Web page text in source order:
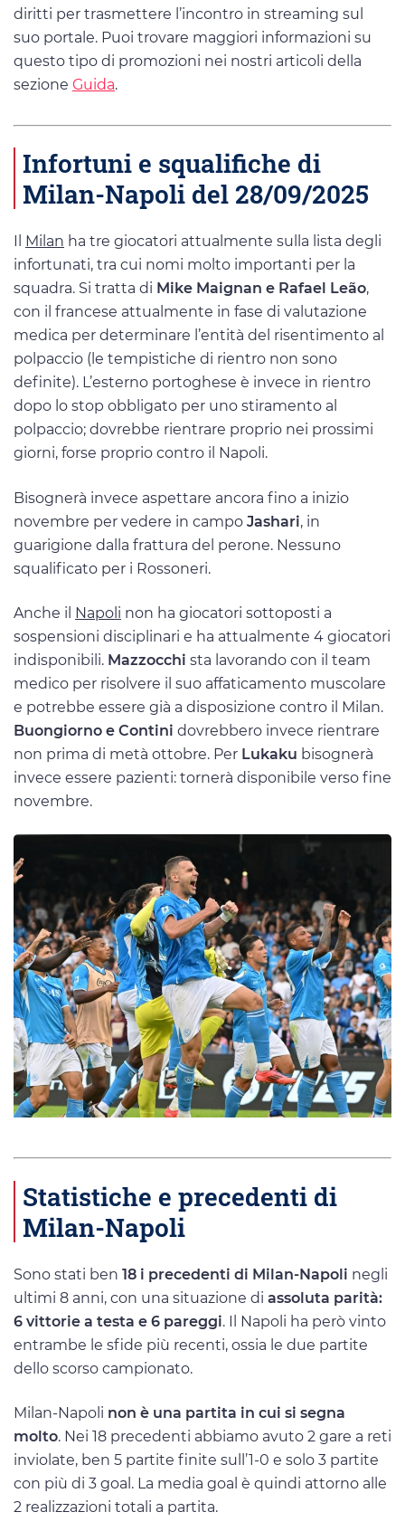
diritti per trasmettere l’incontro in streaming sul
suo portale. Puoi trovare maggiori informazioni su
questo tipo di promozioni nei nostri articoli della
sezione Guida.
Infortuni e squalifiche di
Milan-Napoli del 28/09/2025
Milan ha tre giocatori attualmente sulla lista degli
infortunati, tra cui nomi molto importanti per la
squadra. Si tratta di Mike Maignan e Rafael Leão,
con il francese attualmente in fase di valutazione
medica per determinare l’entità del risentimento al
polpaccio (le tempistiche di rientro non sono
definite). L’esterno portoghese è invece in rientro
dopo lo stop obbligato per uno stiramento al
polpaccio; dovrebbe rientrare proprio nei prossimi
giorni, forse proprio contro il Napoli.
Bisognerà invece aspettare ancora fino a inizio
novembre per vedere in campo Jashari, in
guarigione dalla frattura del perone. Nessuno
squalificato per i Rossoneri.
Anche il Napoli non ha giocatori sottoposti a
sospensioni disciplinari e ha attualmente 4 giocatori
indisponibili. Mazzocchi sta lavorando con il team
medico per risolvere il suo affaticamento muscolare
e potrebbe essere già a disposizione contro il Milan.
Buongiorno e Contini dovrebbero invece rientrare
non prima di metà ottobre. Per Lukaku bisognerà
invece essere pazienti: tornerà disponibile verso fine
novembre.
Statistiche e precedenti di
Milan-Napoli
Sono stati ben 18 i precedenti di Milan-Napoli negli
ultimi 8 anni, con una situazione di assoluta parità:
6 vittorie a testa e 6 pareggi. Il Napoli ha però vinto
entrambe le sfide più recenti, ossia le due partite
dello scorso campionato.
Milan-Napoli non è una partita in cui si segna
molto. Nei 18 precedenti abbiamo avuto 2 gare a reti
inviolate, ben 5 partite finite sull’1-0 e solo 3 partite
con più di 3 goal. La media goal è quindi attorno alle
2 realizzazioni totali a partita.